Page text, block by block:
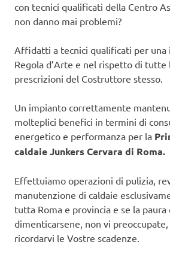
con tecnici qualificati della Centro
non danno mai problemi?
Affidatti a tecnici qualificati per una
Regola d’Arte e nel rispetto di tutte
prescrizioni del Costruttore stesso.
Un impianto correttamente
molteplici benefici in termini di
energetico e performanza per la
caldaie Junkers Cervara di Roma.
Effettuiamo operazioni di pulizia,
manutenzione di caldaie
tutta Roma e provincia e se la paura
dimenticarsene, non vi
ricordarvi le Vostre scadenze.